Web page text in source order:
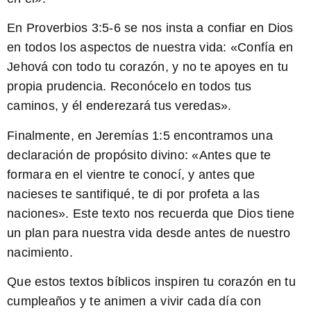
En Proverbios 3:5-6se nos insta a confiar en Dios
en todos los aspectos de nuestra vida: «Confía en
Jehová con todo tu corazón, y no te apoyes en tu
propia prudencia. Reconócelo en todos tus
caminos, y él enderezará tus veredas».
Finalmente, en Jeremías 1:5encontramos una
declaración de propósito divino: «Antes que te
formara en el vientre te conocí, y antes que
nacieses te santifiqué, te di por profeta a las
naciones». Este texto nos recuerda que Dios tiene
un plan para nuestra vida desde antes de nuestro
nacimiento.
Que estos textos bíblicos inspiren tu corazón en tu
cumpleaños y te animen a vivir cada día con